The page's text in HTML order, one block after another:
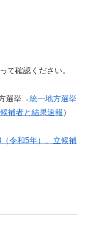
て確認ください。
選挙→統一地方選挙
補者と結果速報 ）
令和5年）、立候補